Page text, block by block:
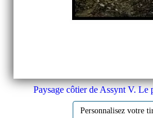
Paysage côtier de Assynt V. Le
Personnalisez votre